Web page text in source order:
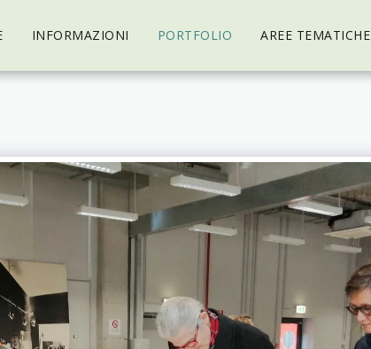
INFORMAZIONI PORTFOLIO AREE TEMATICHE